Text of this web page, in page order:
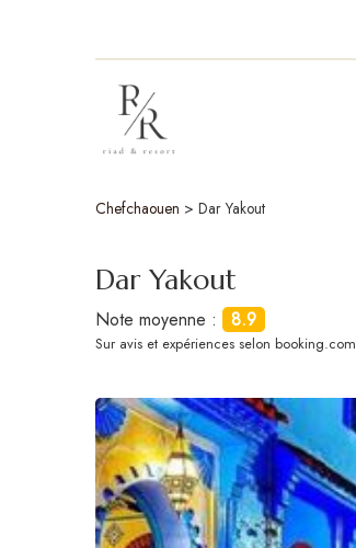
Chefchaouen > Dar Yakout
Dar Yakout
Note moyenne : 8.9
Sur avis et expériences selon booking.com